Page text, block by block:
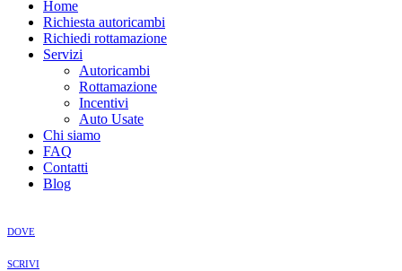
Home
Richiesta autoricambi
Richiedi rottamazione
Servizi
Autoricambi
Rottamazione
Incentivi
Auto Usate
Chi siamo
FAQ
Contatti
Blog
DOVE
SCRIVI